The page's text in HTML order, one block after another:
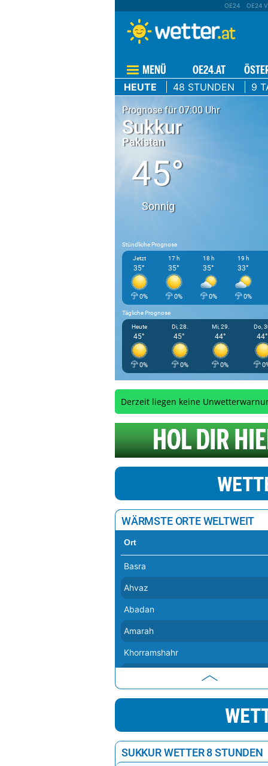
OE24 OE24
MENÜ OE24.AT
HEUTE 48 STUNDEN 9
Prognose für 07:00 Uhr
Sukkur
Pakistan
45°
Sonnig
Stündliche Prognose
Jetzt
35°
0%
17 h
35°
0%
18 h
35°
0%
19 h
33°
0%
Tägliche Prognose
Heute
45°
0%
Di, 28.
45°
0%
Mi, 29.
44°
0%
Do,
44°
Derzeit liegen keine
WÄRMSTE ORTE WELTWEIT
Ort
Basra
Ahvaz
Abadan
Amarah
Khorramshahr
Diwaniyya
Hillah
SUKKUR WETTER 8 STUNDEN